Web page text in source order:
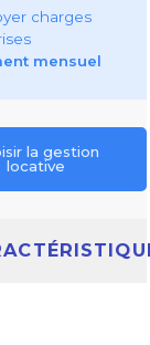
charges
mensuel
la gestion
locative